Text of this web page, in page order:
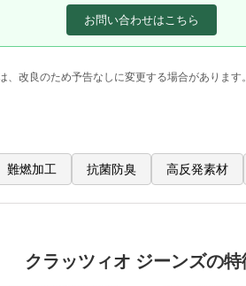
お問い合わせはこちら
改良のため予告なしに変更する場合があります。
難燃加工 抗菌防臭 高反発素材
クラッツィオ ジーンズの特